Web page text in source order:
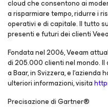
cloud che consentono ai
a risparmiare tempo, ridurre i
operativi e di capitale. Il tutto
presenti e futuri dei clienti
Fondata nel 2006, Veeam
di 205.000 clienti nel mondo.
a Baar, in Svizzera, e
ulteriori informazioni, visita
Precisazione di Gartner®